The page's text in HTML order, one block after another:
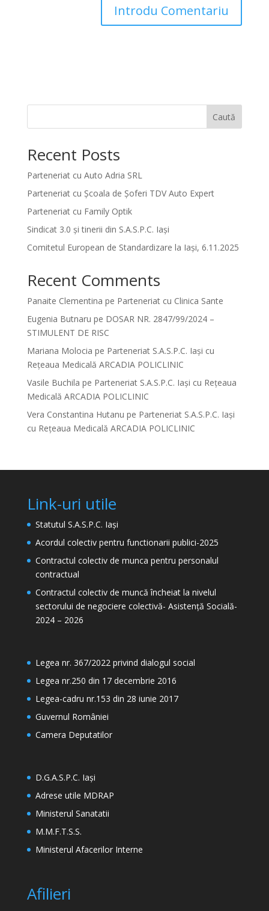
Caută
Recent Posts
Parteneriat cu Auto Adria SRL
Parteneriat cu Școala de Șoferi TDV Auto Expert
Parteneriat cu Family Optik
Sindicat 3.0 și tinerii din S.A.S.P.C. Iași
Comitetul European de Standardizare la Iași, 6.11.2025
Recent Comments
Panaite Clementina pe Parteneriat cu Clinica Sante
Eugenia Butnaru pe DOSAR NR. 2847/99/2024 –
STIMULENT DE RISC
Mariana Molocia pe Parteneriat S.A.S.P.C. Iași cu
Rețeaua Medicală ARCADIA POLICLINIC
Vasile Buchila pe Parteneriat S.A.S.P.C. Iași cu Rețeaua
Medicală ARCADIA POLICLINIC
Vera Constantina Hutanu pe Parteneriat S.A.S.P.C. Iași
cu Rețeaua Medicală ARCADIA POLICLINIC
Link-uri utile
Statutul S.A.S.P.C. Iași
Acordul colectiv pentru functionarii publici-2025
Contractul colectiv de munca pentru personalul
contractual
Contractul colectiv de muncă încheiat la nivelul
sectorului de negociere colectivă- Asistență Socială-
2024 – 2026
Legea nr. 367/2022 privind dialogul social
Legea nr.250 din 17 decembrie 2016
Legea-cadru nr.153 din 28 iunie 2017
Guvernul României
Camera Deputatilor
D.G.A.S.P.C. Iași
Adrese utile MDRAP
Ministerul Sanatatii
M.M.F.T.S.S.
Ministerul Afacerilor Interne
Afilieri